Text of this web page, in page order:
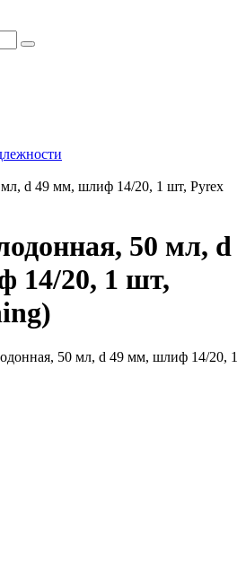
мл, d 49 мм, шлиф 14/20, 1 шт, Pyrex
50 мл, d
14/20, 1 шт,